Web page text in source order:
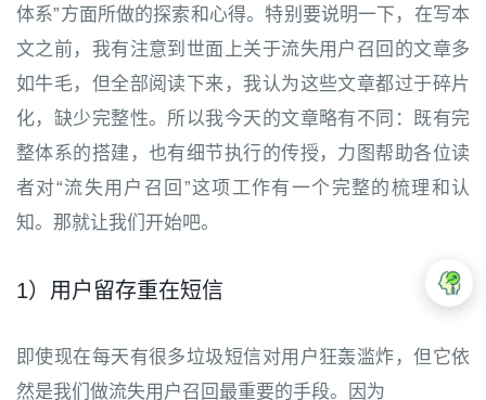
体系”方面所做的探索和心得。特别要说明一下，在写本
文之前，我有注意到世面上关于流失用户召回的文章多
如牛毛，但全部阅读下来，我认为这些文章都过于碎片
化，缺少完整性。所以我今天的文章略有不同：既有完
整体系的搭建，也有细节执行的传授，力图帮助各位读
者对“流失用户召回”这项工作有一个完整的梳理和认
知。那就让我们开始吧。
1）用户留存重在短信
即使现在每天有很多垃圾短信对用户狂轰滥炸，但它依
然是我们做流失用户召回最重要的手段。因为